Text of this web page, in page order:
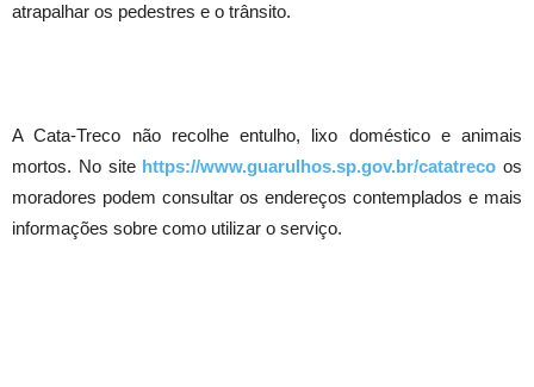
atrapalhar os pedestres e o trânsito.
A Cata-Treco não recolhe entulho, lixo doméstico e animais
mortos. No site https://www.guarulhos.sp.gov.br/catatreco os
moradores podem consultar os endereços contemplados e mais
informações sobre como utilizar o serviço.